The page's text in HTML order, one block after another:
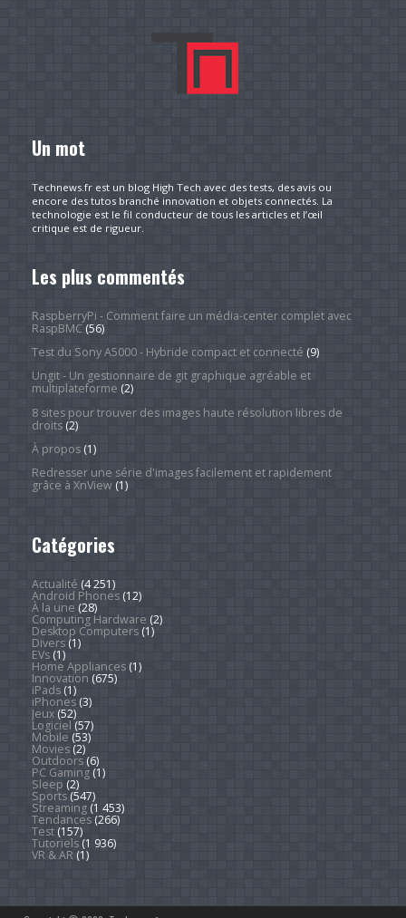
Un mot
Technews.fr est un blog High Tech avec des tests, des avis ou
encore des tutos branché innovation et objets connectés. La
technologie est le fil conducteur de tous les articles et l’œil
critique est de rigueur.
Les plus commentés
RaspberryPi - Comment faire un média-center complet avec
RaspBMC(56)
Test du Sony A5000 - Hybride compact et connecté (9)
Ungit - Un gestionnaire de git graphique agréable et
multiplateforme (2)
8 sites pour trouver des images haute résolution libres de
droits(2)
À propos(1)
Redresser une série d'images facilement et rapidement
grâce à XnView(1)
Catégories
Actualité (4 251)
Android Phones(12)
À la une (28)
Computing Hardware (2)
Desktop Computers(1)
Divers(1)
EVs(1)
Home Appliances(1)
Innovation (675)
iPads(1)
iPhones(3)
Jeux(52)
Logiciel (57)
Mobile (53)
Movies(2)
Outdoors(6)
PC Gaming(1)
Sleep (2)
Sports(547)
Streaming(1 453)
Tendances(266)
Test(157)
Tutoriels(1 936)
VR & AR(1)